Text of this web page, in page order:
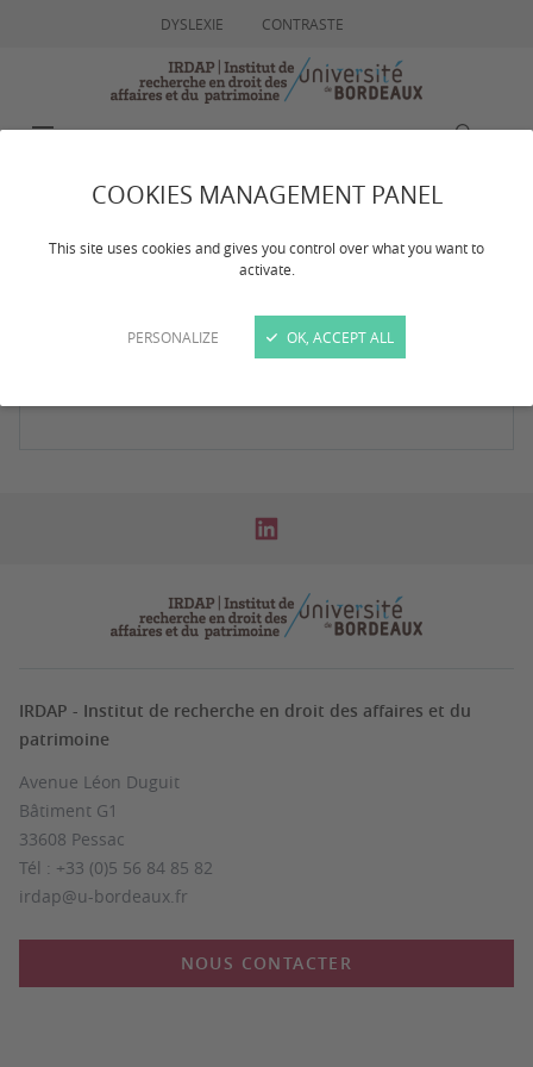
COOKIES MANAGEMENT PANEL
This site uses cookies and gives you control over what you want to
activate.
PERSONALIZE OK, ACCEPT ALL
DYSLEXIE CONTRASTE
Résultat de votre
IRDAP - Institut de recherche en droit des affaires et du
patrimoine
Avenue Léon Duguit
Bâtiment G1
33608 Pessac
Tél : +33 (0)5 56 84 85 82
irdap@u-bordeaux.fr
NOUS CONTACTER